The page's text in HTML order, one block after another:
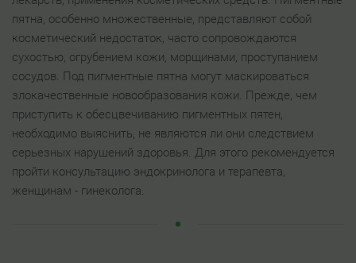
пятна, особенно множественные, представляют собой
косметический недостаток, часто сопровождаются
сухостью, огрубением кожи, морщинами, проступанием
сосудов. Под пигментные пятна могут маскироваться
злокачественные новообразования кожи. Прежде, чем
приступить к обесцвечиванию пигментных пятен,
необходимо выяснить, не являются ли они следствием
серьезных нарушений здоровья. Для этого рекомендуется
пройти консультацию эндокринолога и терапевта,
женщинам - гинеколога.